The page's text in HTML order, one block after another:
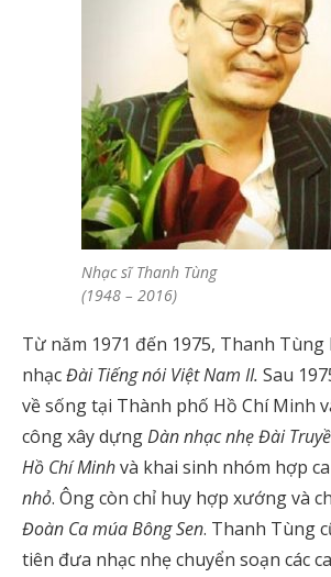
Nhạc sĩ Thanh Tùng
(1948 – 2016)
Từ năm 1971 đến 1975, Thanh Tùng
nhạcĐài Tiếng nói Việt Nam II. Sau
về sống tại Thành phố Hồ Chí Minh
công xây dựngDàn nhạc nhẹ Đài
Hồ Chí Minhvà khai sinh nhóm hợp ca
nhỏ. Ông còn chỉ huy hợp xướng và
Đoàn Ca múa Bông Sen. Thanh Tùng
tiên đưa nhạc nhẹ chuyển soạn các